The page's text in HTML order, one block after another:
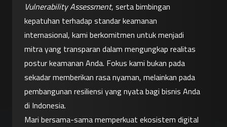
Vulnerability Assessment, serta bimbingan
kepatuhan terhadap standar keamanan
internasional, kami berkomitmen untuk menjadi
mitra yang transparan dalam mengungkap realitas
postur keamanan Anda. Fokus kami bukan pada
sekadar memberikan rasa nyaman, melainkan pada
pembangunan resiliensi yang nyata bagi bisnis Anda
di Indonesia.
Mari bersama-sama memperkuat ekosistem digital